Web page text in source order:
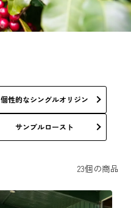
個性的なシングルオリジン
サンプルロースト
23個の商品